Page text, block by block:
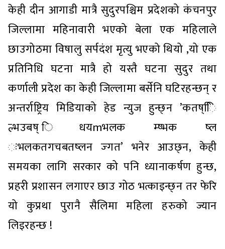
केही दीन आगाडी मात्रै सुदुरपश्चिम प्रदेशको कंचनपुर
जिल्लामा महिनावारी भएको बेला एक महिलाले
छाउगोठमा विषालु सर्पदंश मृत्यु भएको थियो ,यो एक
प्रतिनिधि घटना मात्रै हो यस्तै घटना सुदुर तथा
कर्णाली प्रदेश का केही जिल्लामा बर्सेनि घटिरहन्छन् र
अन्तर्राष्ट्रिय मिडियाको हेड न्युज हुन्छ्न ’कतष्िि
ल्भउबष् िधयmभलक म्ष्भक ष्ल
ःभलकतगचबतष्लन ज्गत’ भनेर आउछ्न, केही
समयका लागि सरकार को पनि ध्यानाकर्षण हुन्छ,
प्रहरी प्रशासन लगाएर छाउ गोठ भत्काइन्छ्न तर फेरि
यो कुप्रथा पुरानै सैलिमा महिला हरुको ज्यान
लिइरहन्छ !